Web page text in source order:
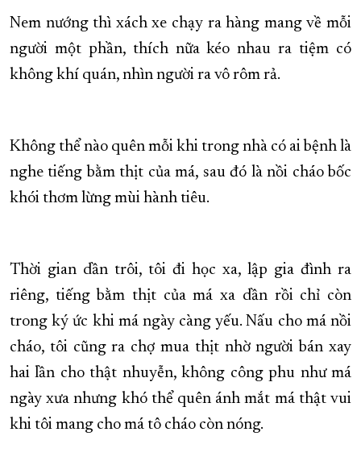
Nem nướng thì xách xe chạy ra hàng mang về mỗi
người một phần, thích nữa kéo nhau ra tiệm có
không khí quán, nhìn người ra vô rôm rả.
Không thể nào quên mỗi khi trong nhà có ai bệnh là
nghe tiếng bằm thịt của má, sau đó là nồi cháo bốc
khói thơm lừng mùi hành tiêu.
Thời gian dần trôi, tôi đi học xa, lập gia đình ra
riêng, tiếng bằm thịt của má xa dần rồi chỉ còn
trong ký ức khi má ngày càng yếu. Nấu cho má nồi
cháo, tôi cũng ra chợ mua thịt nhờ người bán xay
hai lần cho thật nhuyễn, không công phu như má
ngày xưa nhưng khó thể quên ánh mắt má thật vui
khi tôi mang cho má tô cháo còn nóng.